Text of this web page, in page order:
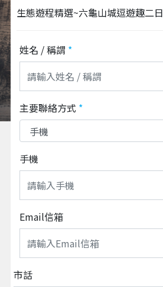
生態遊程精選~六龜山城逗遊趣二日
姓名 / 稱謂 *
主要聯絡方式 *
手機
Email信箱
市話